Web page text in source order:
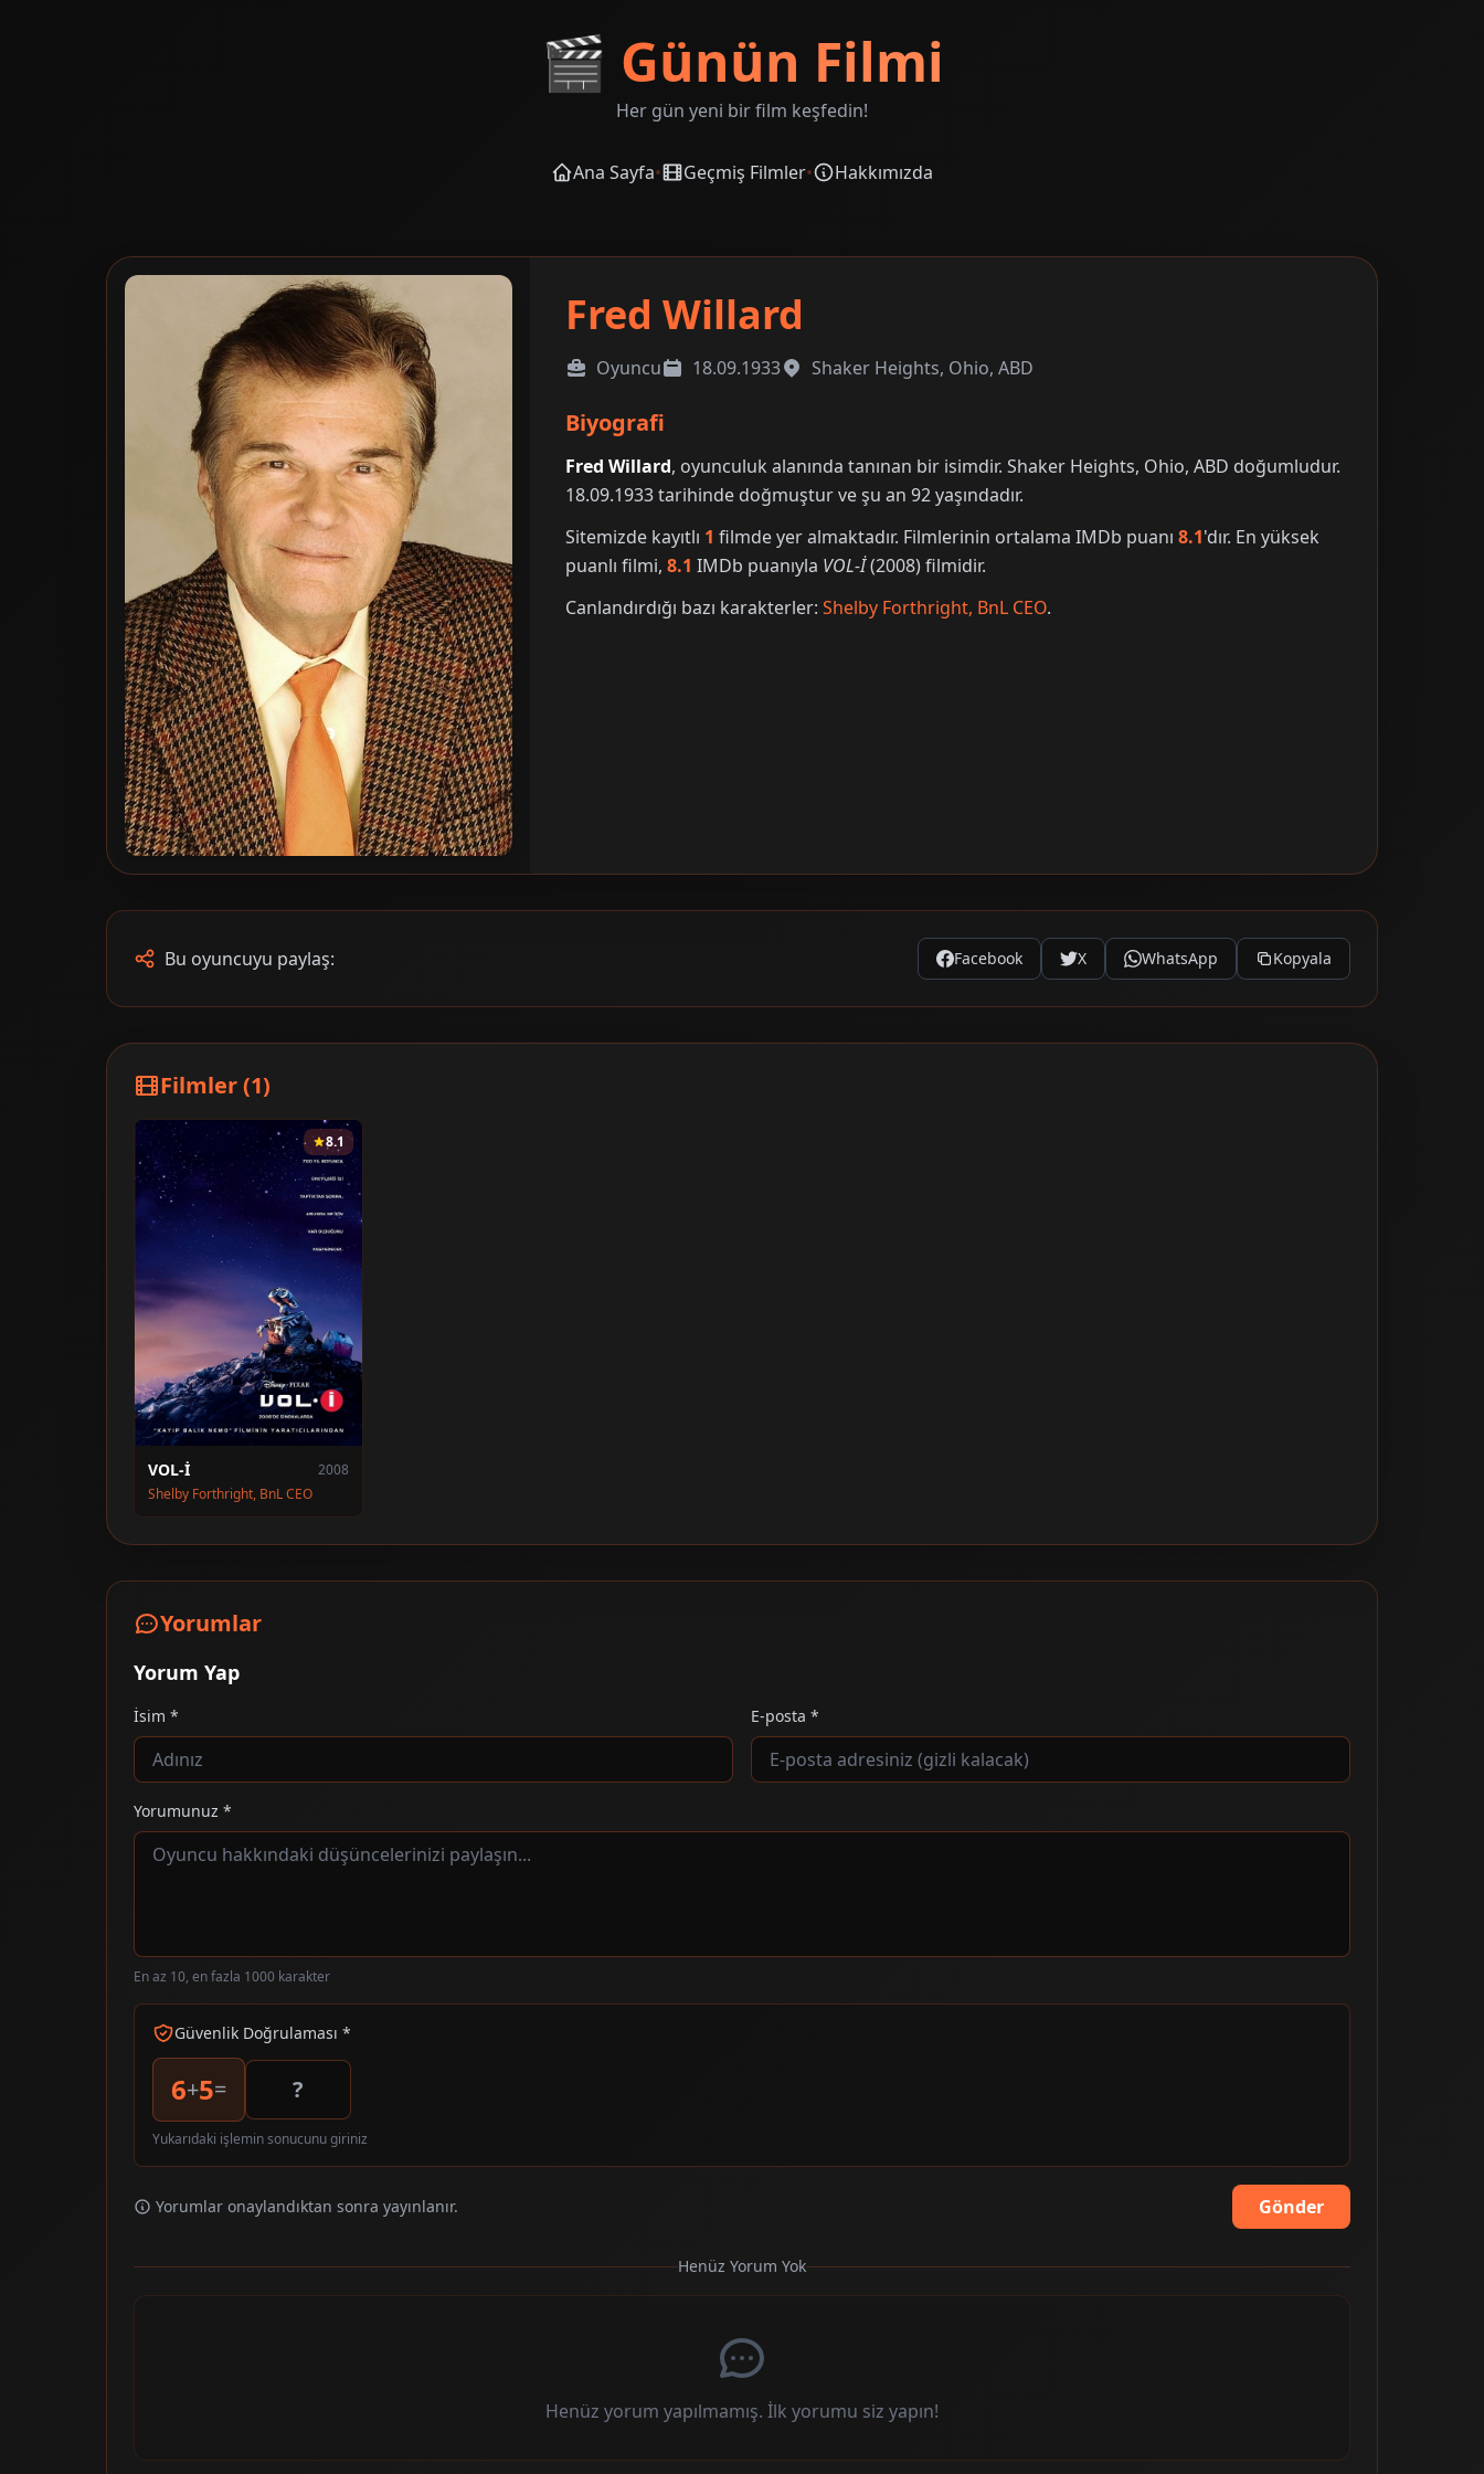
🎬 Günün Filmi
Her gün yeni bir film keşfedin!
Ana Sayfa• Geçmiş Filmler• Hakkımızda
Fred Willard
Oyuncu 18.09.1933 Shaker Heights, Ohio, ABD
Biyografi
Fred Willard, oyunculuk alanında tanınan bir isimdir. Shaker Heights, Ohio, ABD doğumludur.
18.09.1933 tarihinde doğmuştur ve şu an 92 yaşındadır.
Sitemizde kayıtlı 1 filmde yer almaktadır. Filmlerinin ortalama IMDb puanı8.1'dır. En yüksek
puanlı filmi,8.1 IMDb puanıyla VOL-İ(2008) filmidir.
Canlandırdığı bazı karakterler:Shelby Forthright, BnL CEO.
Bu oyuncuyu paylaş: Facebook X WhatsApp Kopyala
Filmler (1)
8.1
VOL-İ
2008
Shelby Forthright, BnL CEO
Yorumlar
Yorum Yap
İsim * E-posta *
Yorumunuz *
En az 10, en fazla 1000 karakter
Güvenlik Doğrulaması *
6+5=
Yukarıdaki işlemin sonucunu giriniz
Yorumlar onaylandıktan sonra yayınlanır. Gönder
Henüz Yorum Yok
Henüz yorum yapılmamış. İlk yorumu siz yapın!